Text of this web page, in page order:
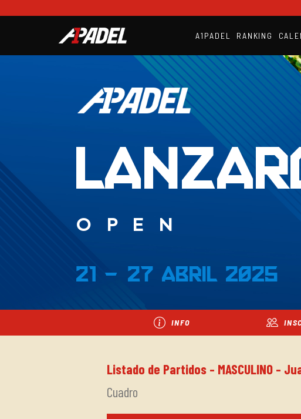
A1PADEL RANKING
OPEN
21 - 27 Abril 2025
INFO
Listado de Partidos - MASCULINO -
Cuadro